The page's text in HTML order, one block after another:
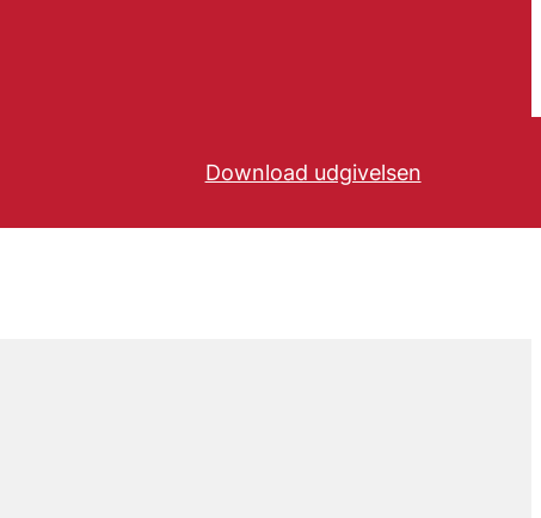
Download udgivelsen